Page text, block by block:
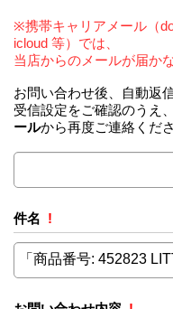
※携帯キャリアメール（
icloud 等）では、
当店からのメールが届か
お問い合わせ後、自動返
受信設定をご確認のうえ、
ールから再度ご連絡くださ
件名 !